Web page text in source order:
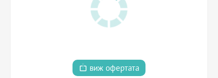
виж офертата